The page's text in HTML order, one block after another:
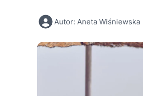
Autor: Aneta Wiśniewska